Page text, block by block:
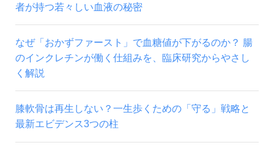
者が持つ若々しい血液の秘密
なぜ「おかずファースト」で血糖値が下がるのか？ 腸
のインクレチンが働く仕組みを、臨床研究からやさし
く解説
膝軟骨は再生しない？一生歩くための「守る」戦略と
最新エビデンス3つの柱